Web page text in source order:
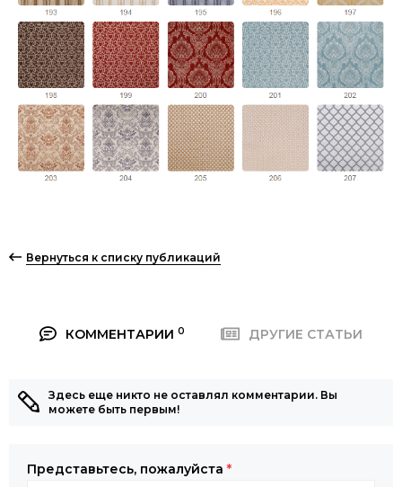
Вернуться к списку публикаций
КОММЕНТАРИИ 0 ДРУГИЕ СТАТЬИ
Здесь еще никто не оставлял комментарии. Вы
можете быть первым!
Представьтесь, пожалуйста *